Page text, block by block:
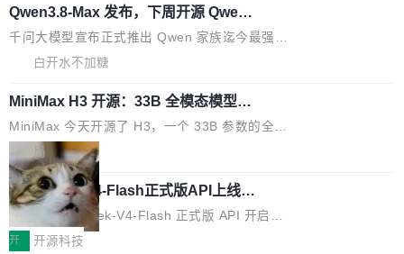
I 的属性包装器演进史...
在新 SQL 控制台中打开 AI 生成的脚本的功能</
span></li> <li><span style="color:#000000...
h Language Model Challenge，MLC-SLM）T
ask 1赛道中，传音TEX AI中心语音算法团队以
自主研发的说话人归属多语种自动语音识别系统
队伍中位列第二。此次突破展现了传音在多语种
语音识别、说话人日志、时间对齐与长音频工程
化系统等关键方向的系统性技术实力。 本届赛事
聚焦多语言对话语音模型面临的关键技术挑战，
共吸引来自全球工业界与学术界的1...
Qwen3.8-Max 发布，下周开源 Qwen3.
8-27B
千问大模型宣布正式推出 Qwen 家族迄今最强大
的模型 Qwen3.8-Max，也是其首个 Max 规模
计将于开源，彼时也将同步开源 Qwen3.8-27B
模型。 根据介绍，Qwen3.8-Max 基于 Qwen 3.
5 的架构基础构建，参数规模扩展至 2.4 万亿，
激活参数95B，支持100万上下文Tokens，在编
程、办公、科研以及长周期任务等方面实现了全
面提升。它不仅能应对更具挑战性的问题，还能
更可靠地端到端完成复杂任务，输出值得信赖的
白开水不加糖
MiniMax H3 开源：33B 全模态模型，
一个视觉语言模型只够当它的编码器
MiniMax 今天开源了 H3，一个 33B 参数的全模
态生成模型，能生成带原生立体声的 2K 视频。
没有发布会，没有预告，直接扔了篇文章出来，
权重已经上传至 Hugging Face。 去年国内的视
频生成模型还在追 Runway 和 Pika 的参数，今
天 MiniMax H3 从架构到许可都摆上台面了。一
局
DeepSeek-V4-Flash正式版API上线超
算互联网
近日，DeepSeek-V4-Flash 正式版 API 开启公
开测试。国家超算互联网正式上线 DeepSeek-V
开 开源科技